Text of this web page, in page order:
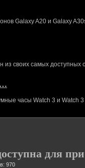
Galaxy A20 и Galaxy
из своих самых
часы Watch 3 и Watch
для
970